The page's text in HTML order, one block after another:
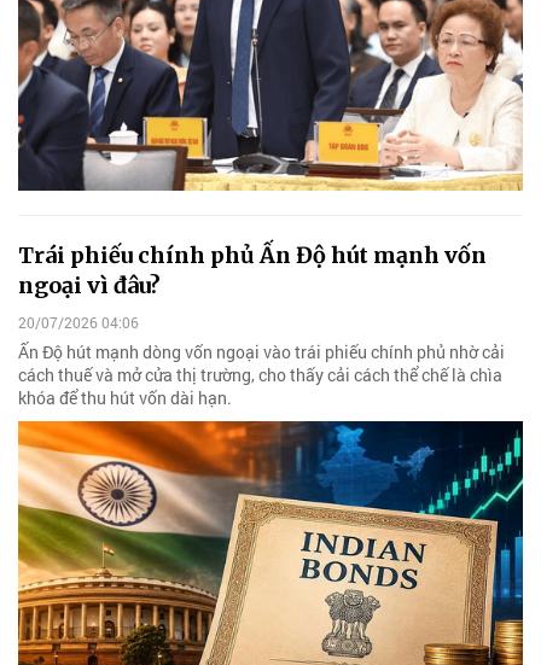
Trái phiếu chính phủ Ấn Độ hút mạnh vốn
ngoại vì đâu?
20/07/2026 04:06
Ấn Độ hút mạnh dòng vốn ngoại vào trái phiếu chính phủ nhờ cải
cách thuế và mở cửa thị trường, cho thấy cải cách thể chế là chìa
khóa để thu hút vốn dài hạn.